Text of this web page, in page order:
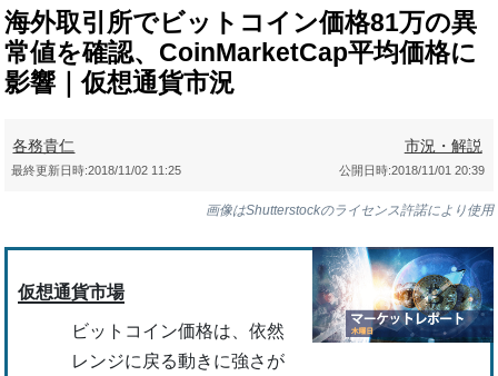
海外取引所でビットコイン価格81万の異
常値を確認、CoinMarketCap平均価格に
影響｜仮想通貨市況
各務貴仁 市況・解説
公開日時:2018/11/01 20:39
最終更新日時:2018/11/02 11:25
画像はShutterstockのライセンス許諾により使用
仮想通貨市場
ビットコイン価格は、依然
レンジに戻る動きに強さが